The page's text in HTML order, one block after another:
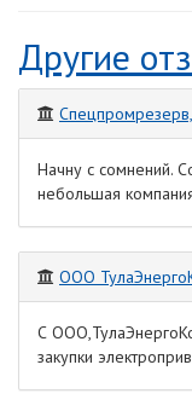
Другие
Начну с сомнений.
небольшая
ООО
С
закупки